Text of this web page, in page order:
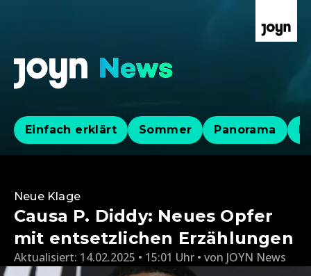
Einfach erklärt Sommer Panorama
Neue Klage
Causa P. Diddy: Neues Opfer
mit entsetzlichen Erzählungen
Aktualisiert: 14.02.2025 • 15:01 Uhr von JOYN News